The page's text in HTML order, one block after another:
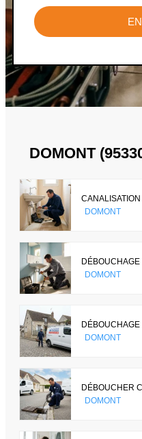
DOMONT
DOMONT
DOMONT
DOMONT
DÉBOUCHER
DOMONT